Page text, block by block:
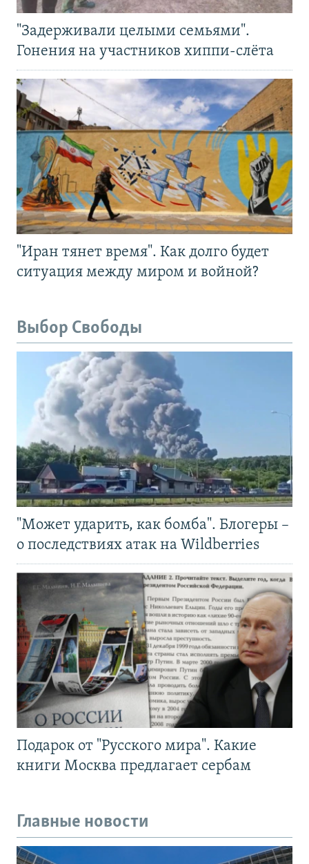
"Задерживали целыми семьями".
Гонения на участников хиппи-слёта
"Иран тянет время". Как долго будет
ситуация между миром и войной?
Выбор Свободы
"Может ударить, как бомба". Блогеры –
о последствиях атак на Wildberries
Подарок от "Русского мира". Какие
книги Москва предлагает сербам
Главные новости